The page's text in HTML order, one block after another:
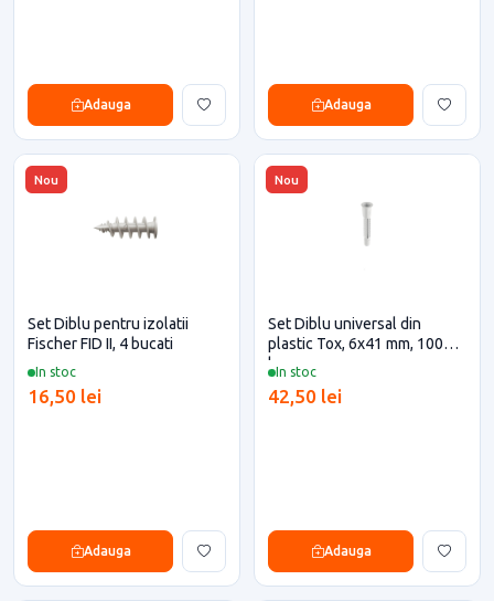
Adauga Adauga
Nou
In stoc
Set Diblu pentru izolatii
Fischer FID II, 4 bucati
16,50 lei
Adauga
Nou
In stoc
Set Diblu universal din
plastic Tox, 6x41 mm, 100
buc
42,50 lei
Adauga